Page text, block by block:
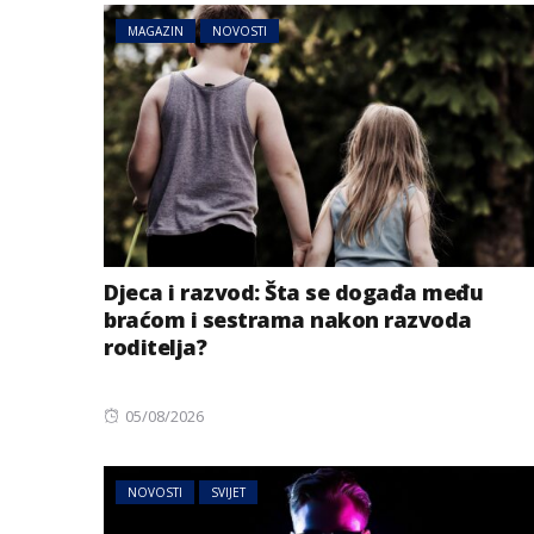
MAGAZIN NOVOSTI
Djeca i razvod: Šta se događa među
braćom i sestrama nakon razvoda
roditelja?
Posted
05/08/2026
NOVOSTI SVIJET